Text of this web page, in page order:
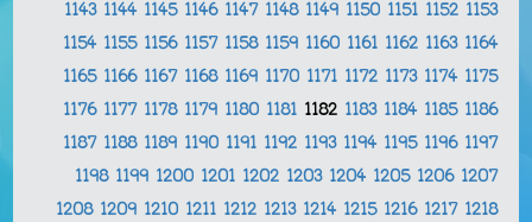
1143 1144 1145 1146 1147 1148 1149 1150 1151 1152 1153
1154 1155 1156 1157 1158 1159 1160 1161 1162 1163 1164
1165 1166 1167 1168 1169 1170 1171 1172 1173 1174 1175
1176 1177 1178 1179 1180 1181 1182 1183 1184 1185 1186
1187 1188 1189 1190 1191 1192 1193 1194 1195 1196 1197
1198 1199 1200 1201 1202 1203 1204 1205 1206 1207
1208 1209 1210 1211 1212 1213 1214 1215 1216 1217 1218